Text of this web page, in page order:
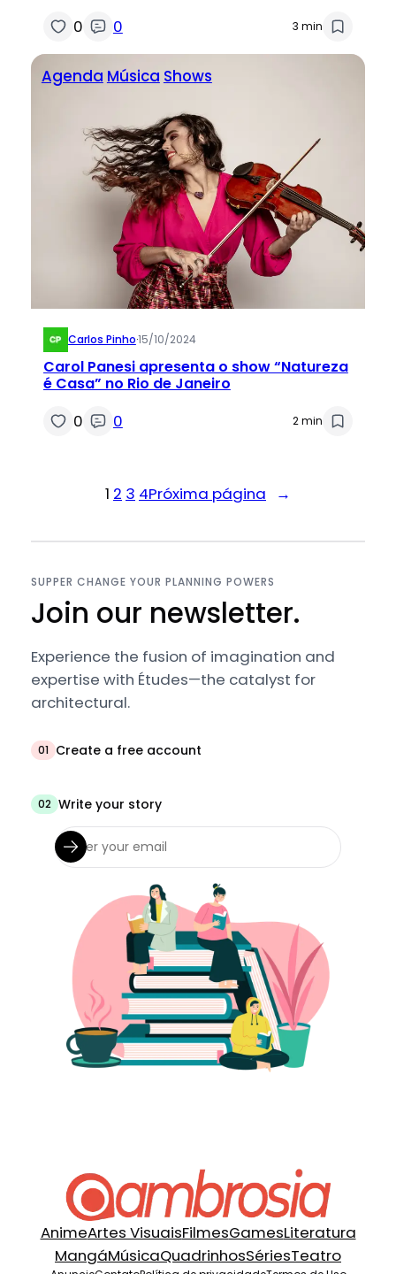
0 0 3 min
Agenda Música Shows
Carlos Pinho·15/10/2024
Carol Panesi apresenta o show “Natureza
é Casa” no Rio de Janeiro
0 0 2 min
1 2 3 4Próxima página →
SUPPER CHANGE YOUR PLANNING POWERS
Join our newsletter.
Experience the fusion of imagination and
expertise with Études—the catalyst for
architectural.
01 Create a free account
02 Write your story
AnimeArtes VisuaisFilmesGamesLiteratura
MangáMúsicaQuadrinhosSériesTeatro